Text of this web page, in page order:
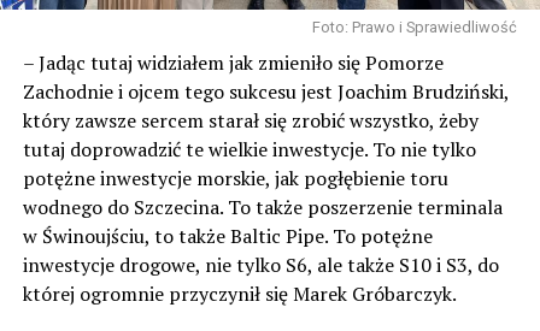
Czy gminy z wyspy Wolin stać na wspólne wybudowanie
25-metrowego basenu pływackiego?
NIE PRZEGAP
Rok budowy drogi ekspresowej S3 Świnoujście –
Troszyn. Zobacz film!
Foto: Prawo i Sprawiedliwość
– Jadąc tutaj widziałem jak zmieniło się Pomorze
Zachodnie i ojcem tego sukcesu jest Joachim Brudziński,
który zawsze sercem starał się zrobić wszystko, żeby
tutaj doprowadzić te wielkie inwestycje. To nie tylko
potężne inwestycje morskie, jak pogłębienie toru
wodnego do Szczecina. To także poszerzenie terminala
w Świnoujściu, to także Baltic Pipe. To potężne
inwestycje drogowe, nie tylko S6, ale także S10 i S3, do
której ogromnie przyczynił się Marek Gróbarczyk.